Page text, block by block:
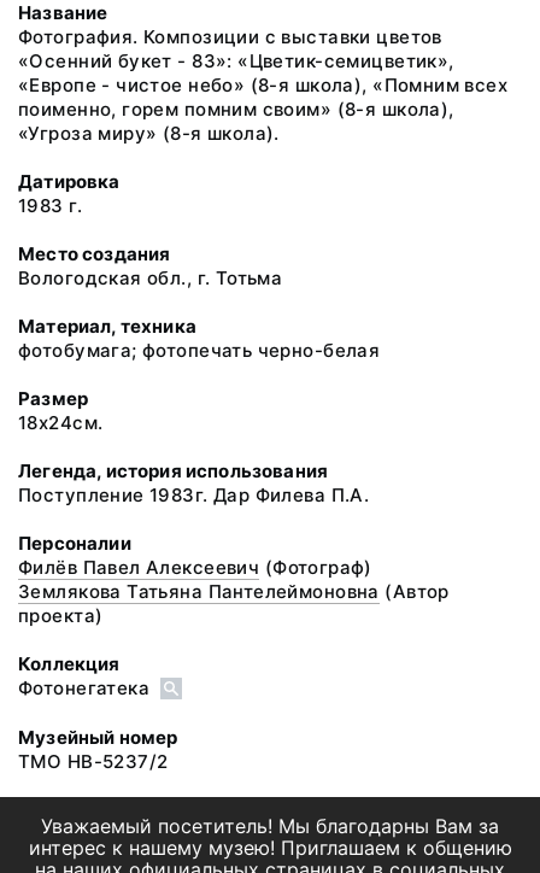
Название
Фотография. Композиции с выставки цветов
«Осенний букет - 83»: «Цветик-семицветик»,
«Европе - чистое небо» (8-я школа), «Помним всех
поименно, горем помним своим» (8-я школа),
«Угроза миру» (8-я школа).
Датировка
1983 г.
Место создания
Вологодская обл., г. Тотьма
Материал, техника
фотобумага; фотопечать черно-белая
Размер
18х24см.
Легенда, история использования
Поступление 1983г. Дар Филева П.А.
Персоналии
Филёв Павел Алексеевич (Фотограф)
Землякова Татьяна Пантелеймоновна (Автор
проекта)
Коллекция
Фотонегатека
Музейный номер
ТМО НВ-5237/2
Уважаемый посетитель! Мы благодарны Вам за
интерес к нашему музею! Приглашаем к общению